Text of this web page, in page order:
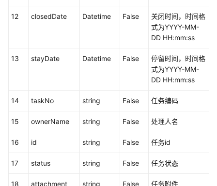
理
网
端
入
功
12 closedDate Datetime False
关闭时间，时间格
式为YYYY-MM-
DD HH:mm:ss
13 stayDate Datetime False
停留时间，时间格
式为YYYY-MM-
DD HH:mm:ss
14 taskNo string False 任务编码
15 ownerName string False 处理人名
16 id string False 任务id
17 status string False 任务状态
18 attachment string False 任务附件